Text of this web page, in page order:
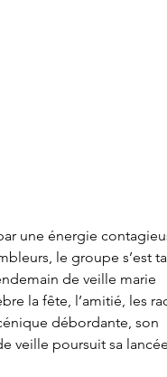
une énergie
le groupe s’est
de veille marie
la fête, l’amitié, les
débordante, son
veille poursuit sa